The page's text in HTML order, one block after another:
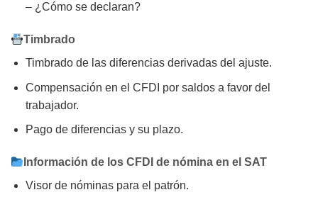
– ¿Cómo se declaran?
Timbrado
Timbrado de las diferencias derivadas del ajuste.
Compensación en el CFDI por saldos a favor del
trabajador.
Pago de diferencias y su plazo.
Información de los CFDI de nómina en el SAT
Visor de nóminas para el patrón.